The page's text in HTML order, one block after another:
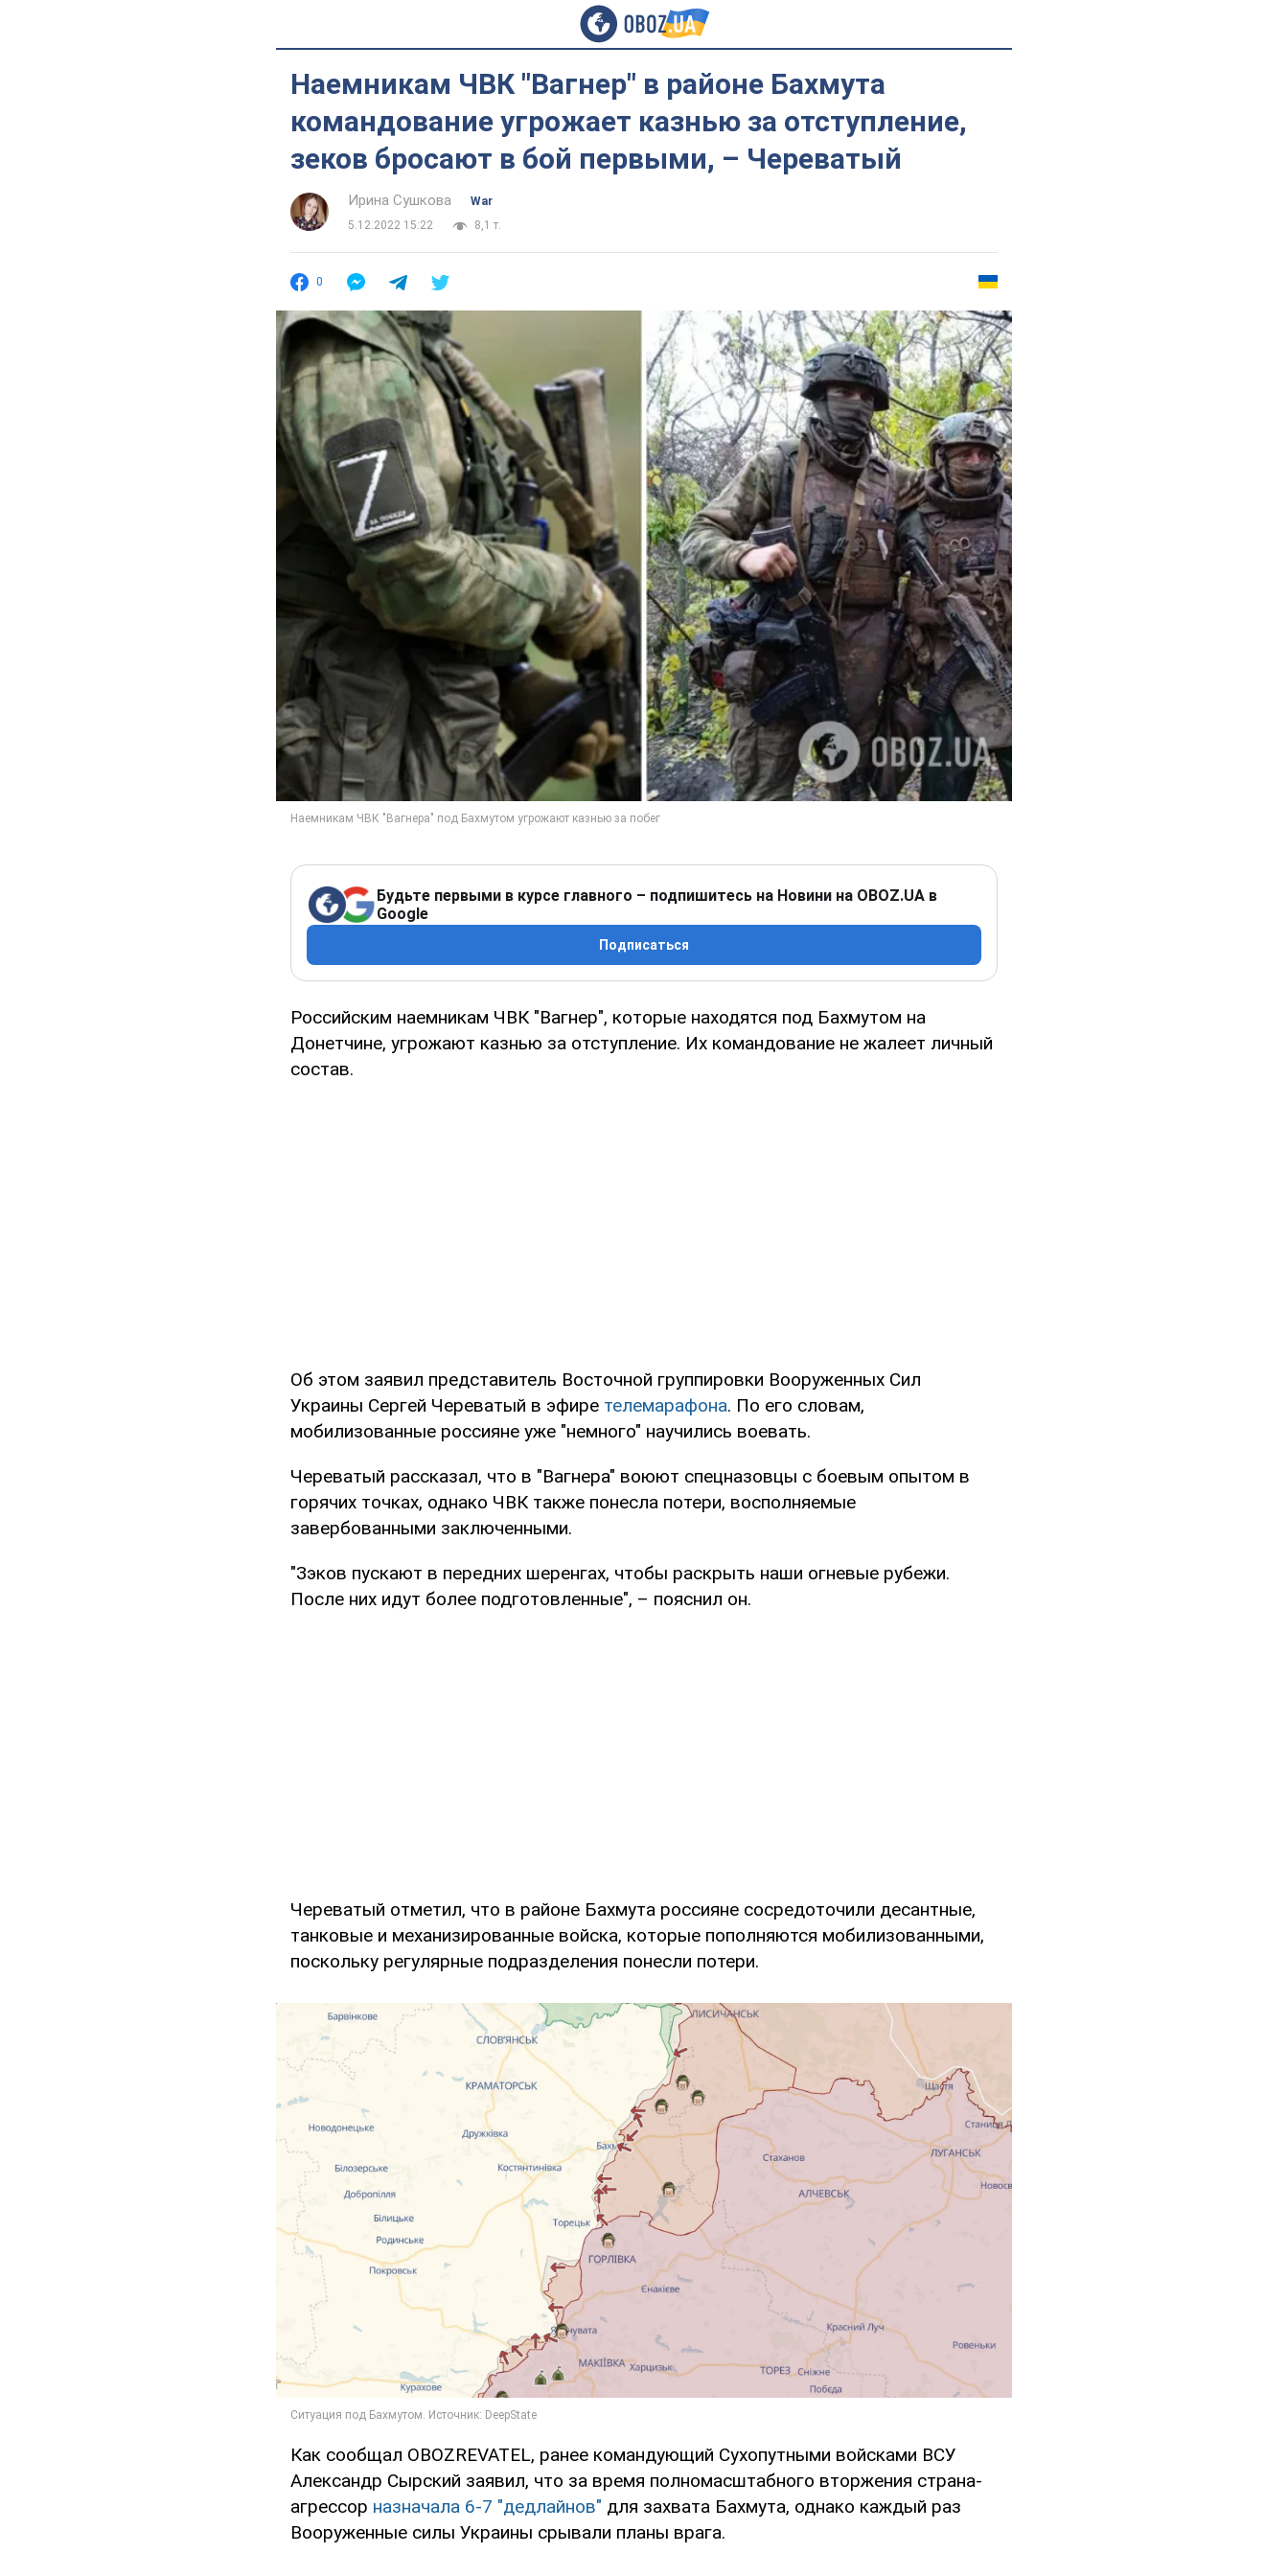
Наемникам ЧВК "Вагнер" в районе Бахмута
командование угрожает казнью за отступление,
зеков бросают в бой первыми, – Череватый
Ирина Сушкова
War
5.12.2022 15:22
8,1 т.
0
Будьте первыми в курсе главного – подпишитесь на Новини на OBOZ.UA в
Google
Подписаться
Российским наемникам ЧВК "Вагнер", которые находятся под Бахмутом на
Донетчине, угрожают казнью за отступление. Их командование не жалеет личный
состав.
Об этом заявил представитель Восточной группировки Вооруженных Сил
Украины Сергей Череватый в эфире телемарафона. По его словам,
мобилизованные россияне уже "немного" научились воевать.
Череватый рассказал, что в "Вагнера" воюют спецназовцы с боевым опытом в
горячих точках, однако ЧВК также понесла потери, восполняемые
завербованными заключенными.
"Зэков пускают в передних шеренгах, чтобы раскрыть наши огневые рубежи.
После них идут более подготовленные", – пояснил он.
Череватый отметил, что в районе Бахмута россияне сосредоточили десантные,
танковые и механизированные войска, которые пополняются мобилизованными,
поскольку регулярные подразделения понесли потери.
Как сообщал OBOZREVATEL, ранее командующий Сухопутными войсками ВСУ
Александр Сырский заявил, что за время полномасштабного вторжения страна-
агрессор назначала 6-7 "дедлайнов" для захвата Бахмута, однако каждый раз
Вооруженные силы Украины срывали планы врага.